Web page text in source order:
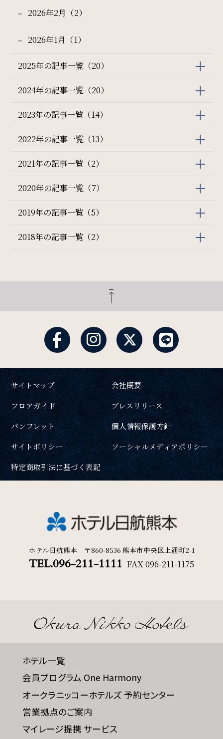
2026年2月（2）
2026年1月（1）
2025年の記事一覧（20）
2024年の記事一覧（20）
2023年の記事一覧（14）
2022年の記事一覧（13）
2021年の記事一覧（2）
2020年の記事一覧（7）
2019年の記事一覧（5）
2018年の記事一覧（2）
サイトマップ
会社概要
フロアガイド
プレスリリース
パンフレット
個人情報保護方針
サイトポリシー
ソーシャルメディアポリシー
特定商取引法に基づく表記
ホテル日航熊本 〒860-8536 熊本市中央区上通町2-1
TEL.096-211-1111 FAX096-211-1175
ホテル一覧
会員プログラム One Harmony
オークラニッコーホテルズ 予約センター
営業拠点のご案内
マイレージ提携 サービス